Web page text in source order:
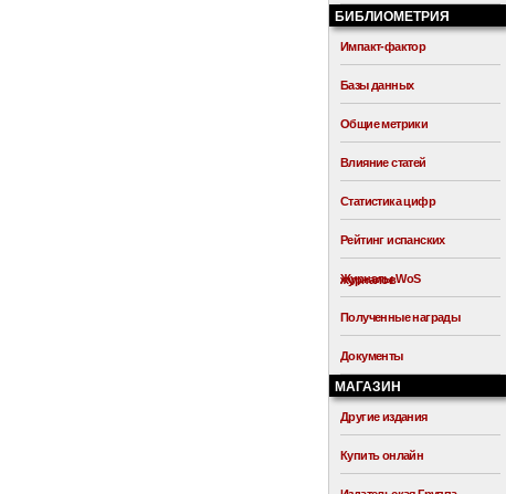
БИБЛИОМЕТРИЯ
Импакт-фактор
Базы данных
Общие метрики
Влияние статей
Статистика цифр
Рейтинг испанских
журналов
Журналы WoS
Полученные награды
Документы
МАГАЗИН
Другие издания
Купить онлайн